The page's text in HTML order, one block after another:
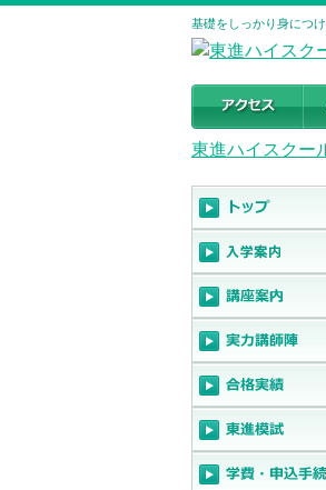
基礎をしっかり身につ
東進ハイスクー